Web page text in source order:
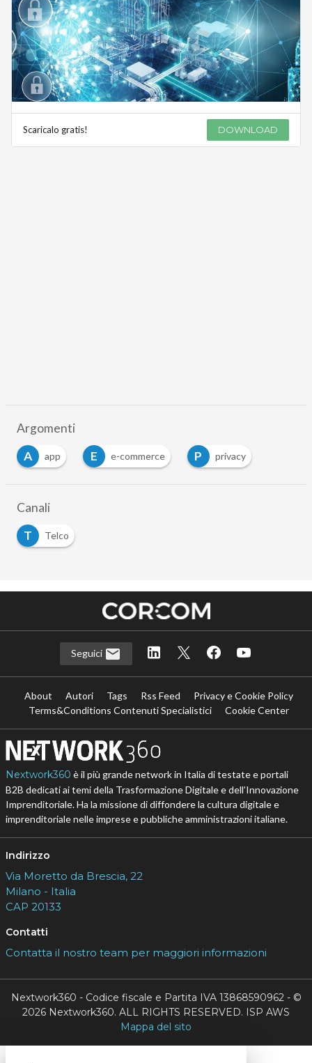
Scaricalo gratis! DOWNLOAD
Argomenti
A
app E e-commerce P privacy
Canali
T
Telco
Seguici
About Autori Tags Rss Feed
Privacy e Cookie Policy
Terms&Conditions Contenuti Specialistici
Cookie Center
Nextwork360 è il più grande network in Italia di testate e portali
B2B dedicati ai temi della Trasformazione Digitale e dell’Innovazione
Imprenditoriale. Ha la missione di diffondere la cultura digitale e
imprenditoriale nelle imprese e pubbliche amministrazioni italiane.
Indirizzo
Via Moretto da Brescia, 22
Milano - Italia
CAP 20133
Contatti
Contatta il nostro team per maggiori informazioni
Nextwork360 - Codice fiscale e Partita IVA 13868590962 - ©
2026 Nextwork360. ALL RIGHTS RESERVED. ISP AWS
Mappa del sito